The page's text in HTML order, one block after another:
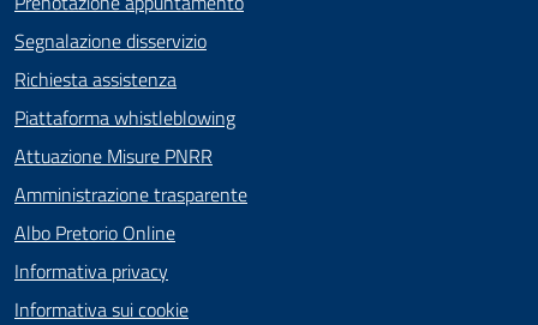
Segnalazione disservizio
Richiesta assistenza
Piattaforma whistleblowing
Attuazione Misure PNRR
Amministrazione trasparente
Albo Pretorio Online
Informativa privacy
Informativa sui cookie